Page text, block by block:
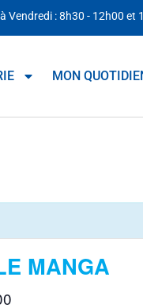
Vendredi : 8h30 - 12h00 et
MON
MANGA